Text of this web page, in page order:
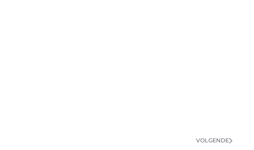
VOLGENDE